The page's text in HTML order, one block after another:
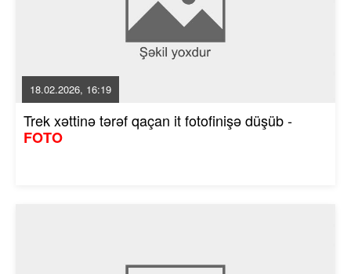
18.02.2026, 16:19
Trek xəttinə tərəf qaçan it fotofinişə düşüb -
FOTO